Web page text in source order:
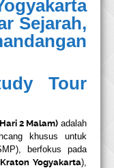
Sejarah,
Tour
2 Malam)adalah
khusus untuk
berfokus pada
Kraton Yogyakarta),